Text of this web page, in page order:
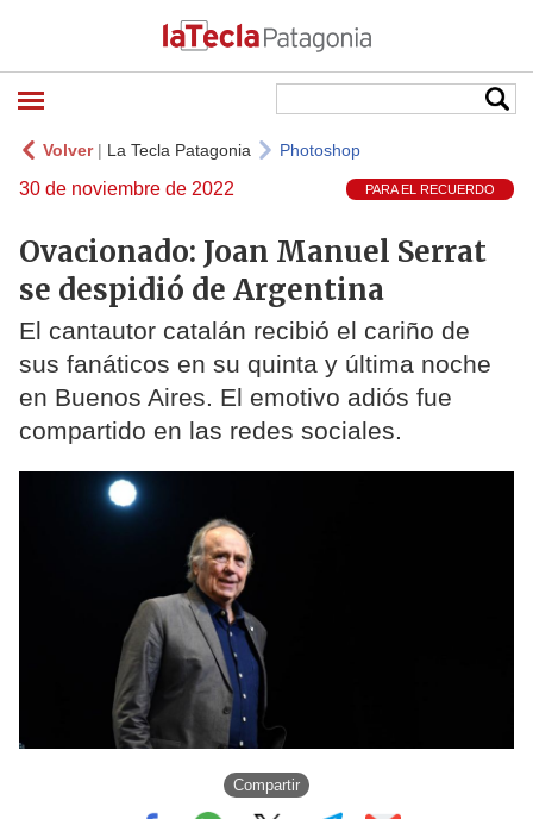
Volver| La Tecla Patagonia Photoshop
30 de noviembre de 2022 PARA EL RECUERDO
Ovacionado: Joan Manuel Serrat
se despidió de Argentina
El cantautor catalán recibió el cariño de
sus fanáticos en su quinta y última noche
en Buenos Aires. El emotivo adiós fue
compartido en las redes sociales.
Compartir